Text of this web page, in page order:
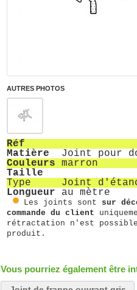
AUTRES PHOTOS
Réf
Matière
Joint pour
Couleurs marron
Taille
Type
Joint
Longueur
au mètre
Les joints sont sur
commande du client
rétractation n'est
produit.
Vous pourriez également être